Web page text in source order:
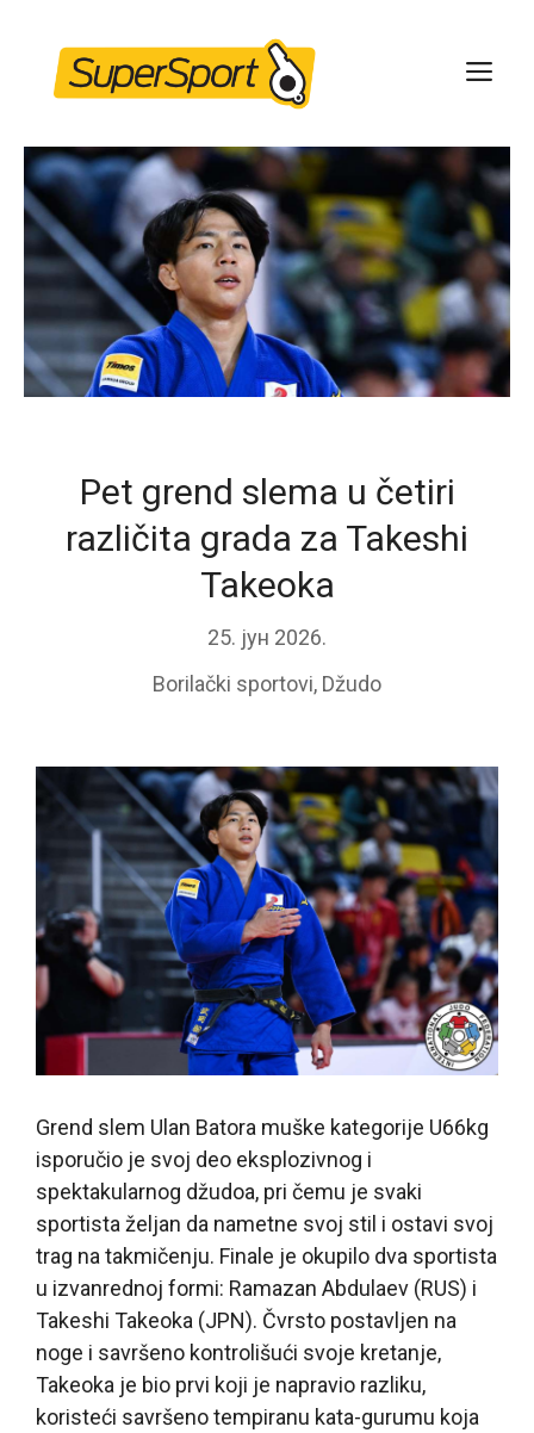
content
Pet grend slema u četiri
različita grada za Takeshi
Takeoka
25. јун 2026.
Borilački sportovi, Džudo
Grend slem Ulan Batora muške kategorije U66kg
isporučio je svoj deo eksplozivnog i
spektakularnog džudoa, pri čemu je svaki
sportista željan da nametne svoj stil i ostavi svoj
trag na takmičenju. Finale je okupilo dva sportista
u izvanrednoj formi: Ramazan Abdulaev (RUS) i
Takeshi Takeoka (JPN). Čvrsto postavljen na
noge i savršeno kontrolišući svoje kretanje,
Takeoka je bio prvi koji je napravio razliku,
koristeći savršeno tempiranu kata-gurumu koja